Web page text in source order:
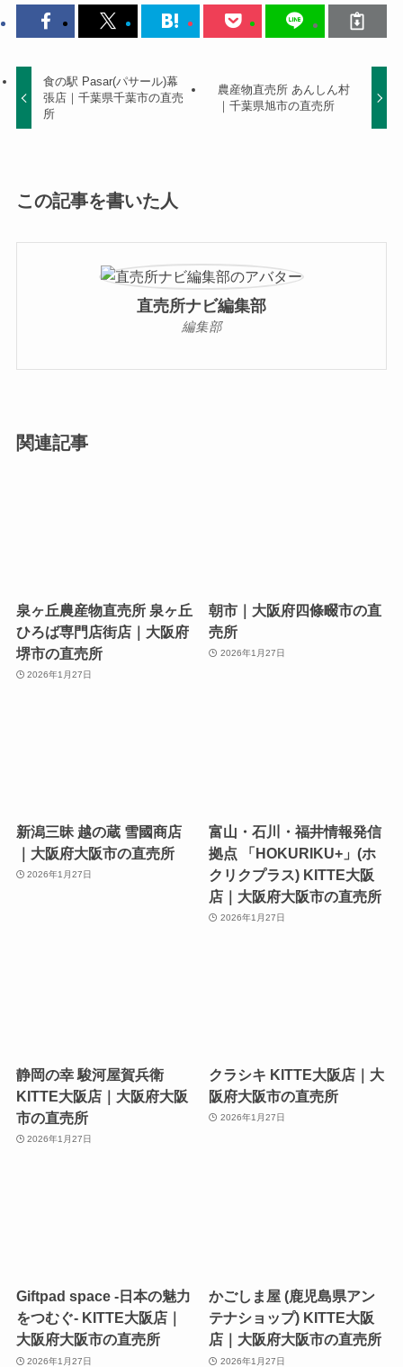
食の駅 Pasar(パサール)幕
張店｜千葉県千葉市の直売
所
農産物直売所 あんしん村
｜千葉県旭市の直売所
この記事を書いた人
直売所ナビ編集部
編集部
関連記事
泉ヶ丘農産物直売所 泉ヶ丘
ひろば専門店街店｜大阪府
堺市の直売所
2026年1月27日
朝市｜大阪府四條畷市の直
売所
2026年1月27日
新潟三昧 越の蔵 雪國商店
｜大阪府大阪市の直売所
2026年1月27日
富山・石川・福井情報発信
拠点 「HOKURIKU+」(ホ
クリクプラス) KITTE大阪
店｜大阪府大阪市の直売所
2026年1月27日
静岡の幸 駿河屋賀兵衛
KITTE大阪店｜大阪府大阪
市の直売所
2026年1月27日
クラシキ KITTE大阪店｜大
阪府大阪市の直売所
2026年1月27日
Giftpad space -日本の魅力
をつむぐ- KITTE大阪店｜
大阪府大阪市の直売所
2026年1月27日
かごしま屋 (鹿児島県アン
テナショップ) KITTE大阪
店｜大阪府大阪市の直売所
2026年1月27日